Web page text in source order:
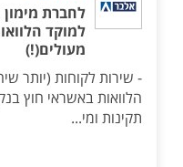
לחברת
למוקד
מעולים(!)
- שירות לקוחות (יותר
הלוואות באשראי חוץ
תקינות ומי...